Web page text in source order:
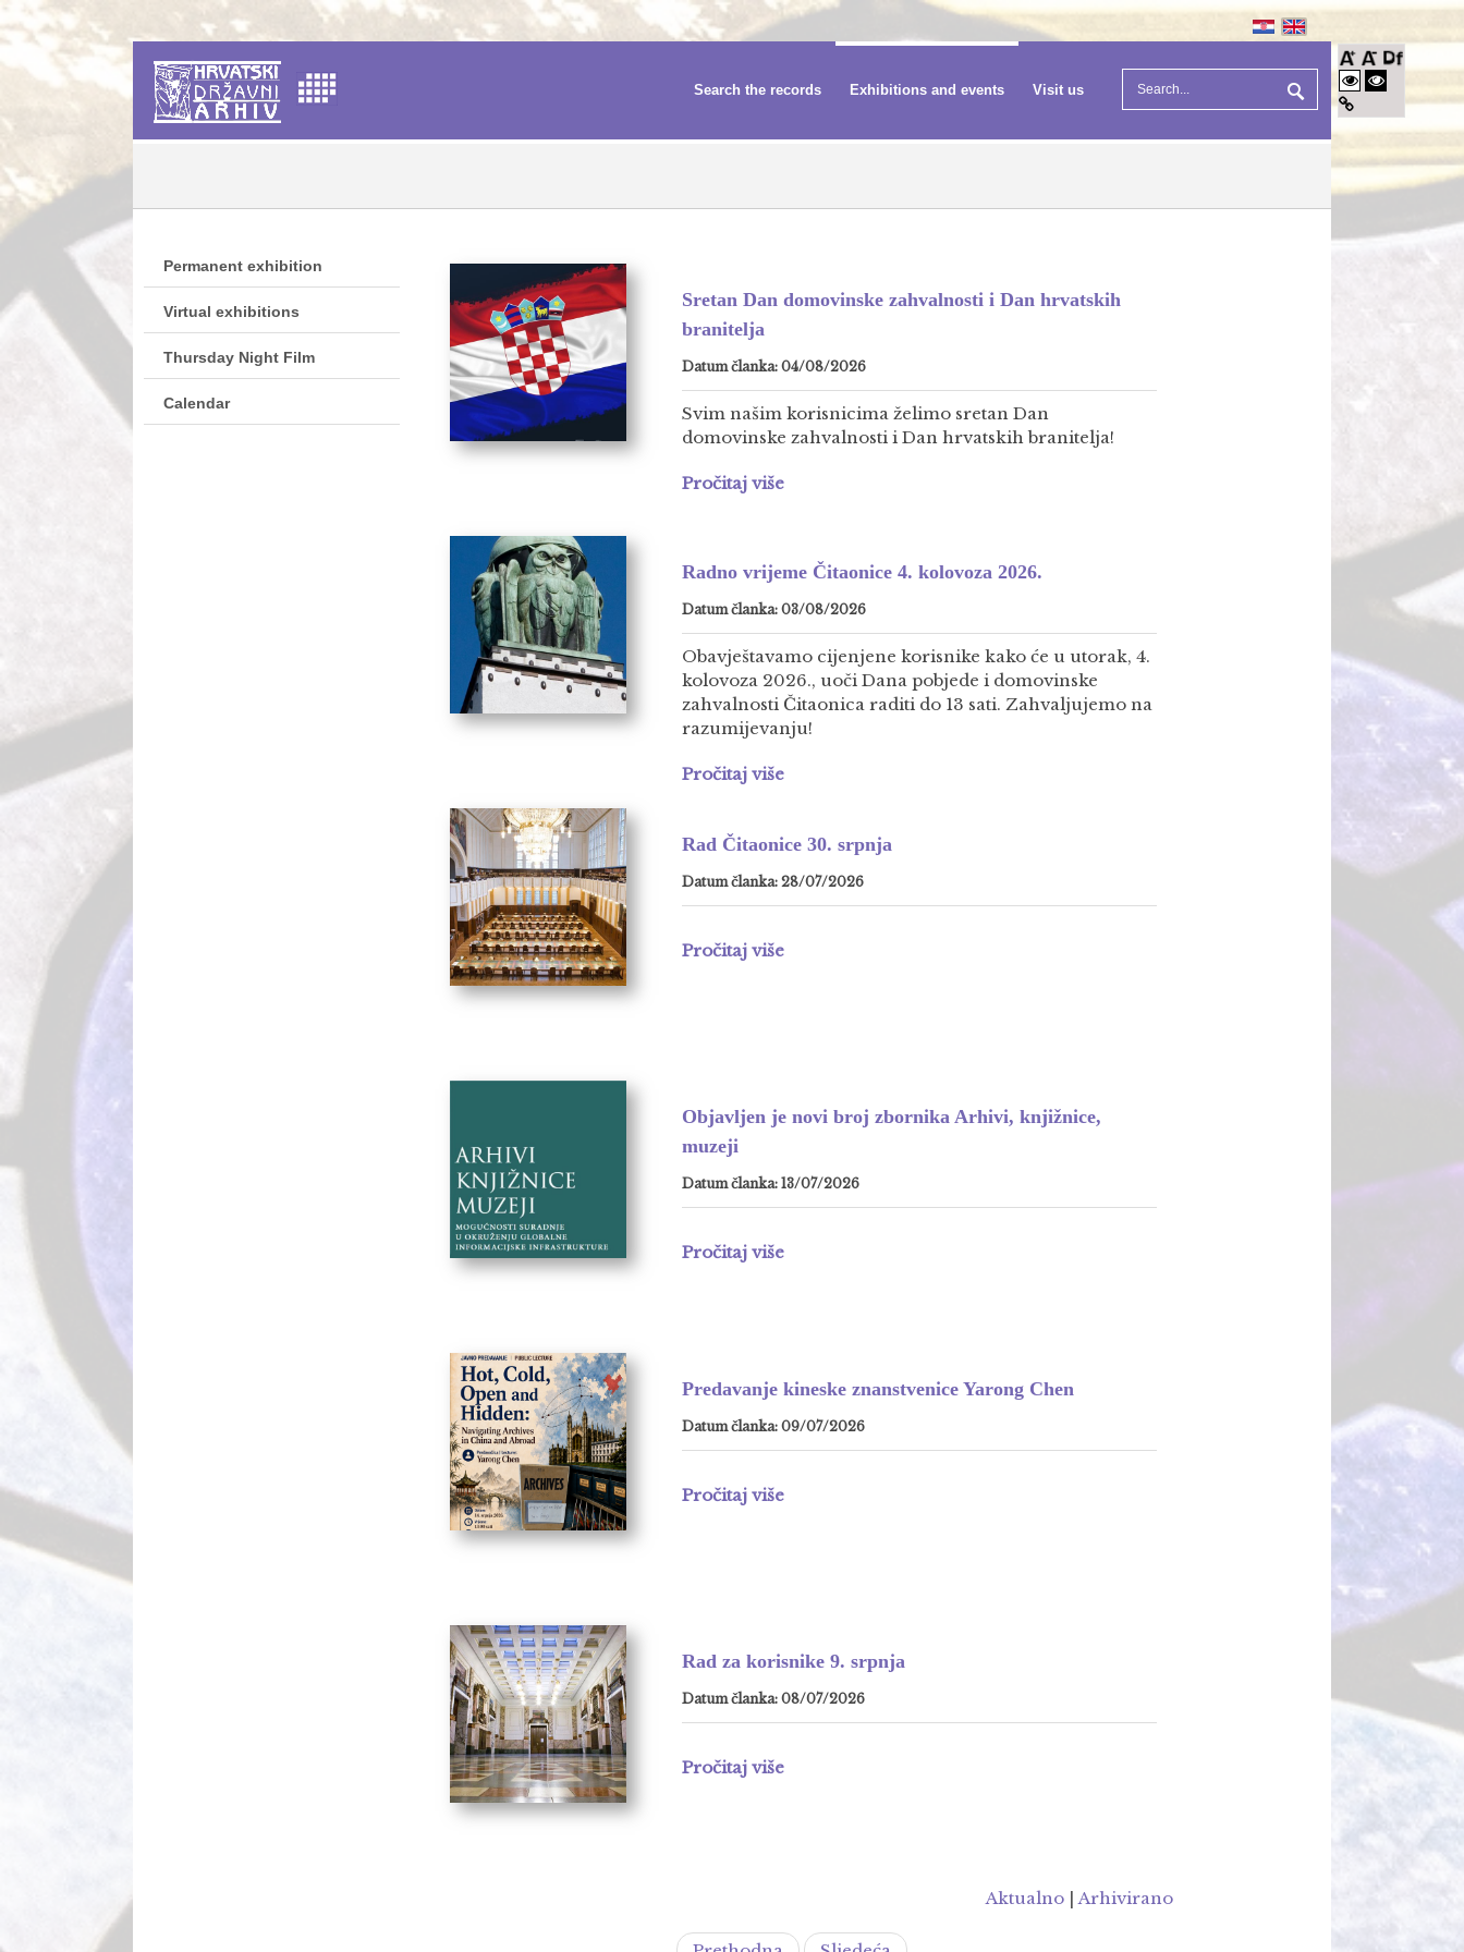
Search the records Exhibitions and events Visit us
Permanent exhibition
Virtual exhibitions
Thursday Night Film
Calendar
Sretan Dan domovinske zahvalnosti i Dan hrvatskih
branitelja
Datum članka: 04/08/2026
Svim našim korisnicima želimo sretan Dan
domovinske zahvalnosti i Dan hrvatskih branitelja!
Pročitaj više
Radno vrijeme Čitaonice 4. kolovoza 2026.
Datum članka: 03/08/2026
Obavještavamo cijenjene korisnike kako će u utorak, 4.
kolovoza 2026., uoči Dana pobjede i domovinske
zahvalnosti Čitaonica raditi do 13 sati. Zahvaljujemo na
razumijevanju!
Pročitaj više
Rad Čitaonice 30. srpnja
Datum članka: 28/07/2026
Pročitaj više
Objavljen je novi broj zbornika Arhivi, knjižnice,
muzeji
Datum članka: 13/07/2026
Pročitaj više
Predavanje kineske znanstvenice Yarong Chen
Datum članka: 09/07/2026
Pročitaj više
Rad za korisnike 9. srpnja
Datum članka: 08/07/2026
Pročitaj više
Aktualno |Arhivirano